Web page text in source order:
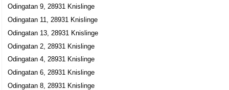
Odingatan 9, 28931 Knislinge
Odingatan 11, 28931 Knislinge
Odingatan 13, 28931 Knislinge
Odingatan 2, 28931 Knislinge
Odingatan 4, 28931 Knislinge
Odingatan 6, 28931 Knislinge
Odingatan 8, 28931 Knislinge